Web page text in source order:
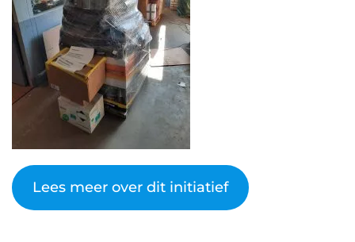
Lees meer over dit initiatief